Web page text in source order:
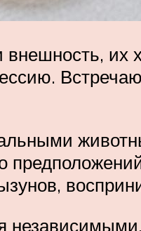
их